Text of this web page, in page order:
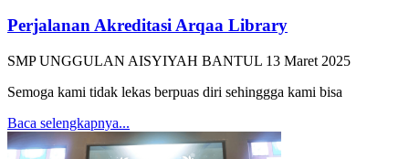
Perjalanan Akreditasi Arqaa Library
SMP UNGGULAN AISYIYAH BANTUL 13 Maret 2025
Semoga kami tidak lekas berpuas diri sehinggga kami bisa
Baca selengkapnya...